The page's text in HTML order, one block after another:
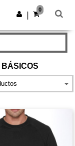
Descargar app
0
BÁSICOS